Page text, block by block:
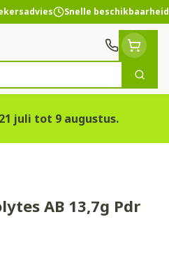
Snelle beschikbaarheid
Zoek
juli tot 9 augustus.
AB 13,7g Pdr